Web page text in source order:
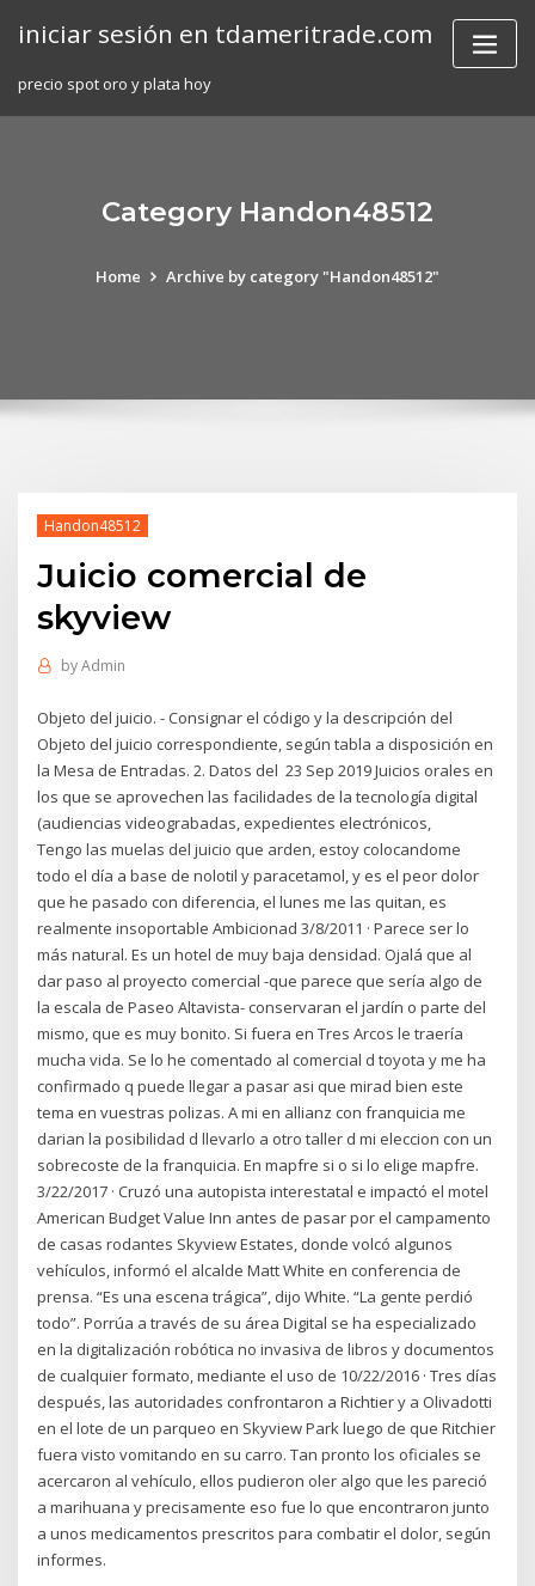
iniciar sesión en tdameritrade.com
precio spot oro y plata hoy
Category Handon48512
Home Archive by category "Handon48512"
Handon48512
Juicio comercial de
skyview
byAdmin
Objeto del juicio. - Consignar el código y la descripción del
Objeto del juicio correspondiente, según tabla a disposición en
la Mesa de Entradas. 2. Datos del 23 Sep 2019 Juicios orales en
los que se aprovechen las facilidades de la tecnología digital
(audiencias videograbadas, expedientes electrónicos,
Tengo las muelas del juicio que arden, estoy colocandome
todo el día a base de nolotil y paracetamol, y es el peor dolor
que he pasado con diferencia, el lunes me las quitan, es
realmente insoportable Ambicionad 3/8/2011 · Parece ser lo
más natural. Es un hotel de muy baja densidad. Ojalá que al
dar paso al proyecto comercial -que parece que sería algo de
la escala de Paseo Altavista- conservaran el jardín o parte del
mismo, que es muy bonito. Si fuera en Tres Arcos le traería
mucha vida. Se lo he comentado al comercial d toyota y me ha
confirmado q puede llegar a pasar asi que mirad bien este
tema en vuestras polizas. A mi en allianz con franquicia me
darian la posibilidad d llevarlo a otro taller d mi eleccion con un
sobrecoste de la franquicia. En mapfre si o si lo elige mapfre.
3/22/2017 · Cruzó una autopista interestatal e impactó el motel
American Budget Value Inn antes de pasar por el campamento
de casas rodantes Skyview Estates, donde volcó algunos
vehículos, informó el alcalde Matt White en conferencia de
prensa. “Es una escena trágica”, dijo White. “La gente perdió
todo”. Porrúa a través de su área Digital se ha especializado
en la digitalización robótica no invasiva de libros y documentos
de cualquier formato, mediante el uso de 10/22/2016 · Tres días
después, las autoridades confrontaron a Richtier y a Olivadotti
en el lote de un parqueo en Skyview Park luego de que Ritchier
fuera visto vomitando en su carro. Tan pronto los oficiales se
acercaron al vehículo, ellos pudieron oler algo que les pareció
a marihuana y precisamente eso fue lo que encontraron junto
a unos medicamentos prescritos para combatir el dolor, según
informes.